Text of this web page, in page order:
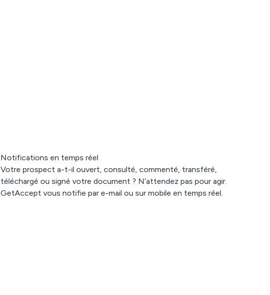
Notifications en temps réel
Votre prospect a-t-il ouvert, consulté, commenté, transféré,
téléchargé ou signé votre document ? N’attendez pas pour agir.
GetAccept vous notifie par e-mail ou sur mobile en temps réel.